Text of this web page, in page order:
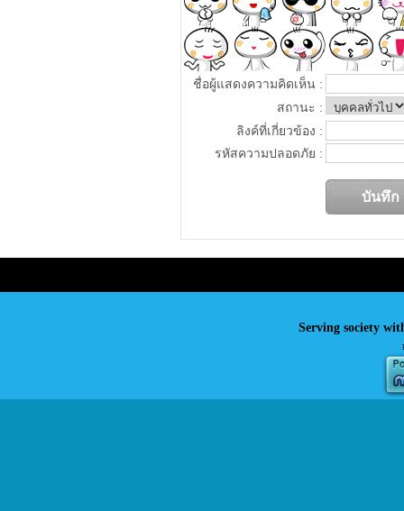
ชื่อผู้แสดงความคิดเห็น :
สถานะ :
ลิงค์ที่เกี่ยวข้อง :
รหัสความปลอดภัย :
Serving society